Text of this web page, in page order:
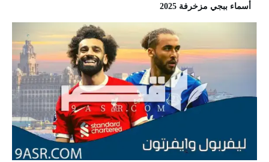
أسماء ببجي مزخرفة 2025